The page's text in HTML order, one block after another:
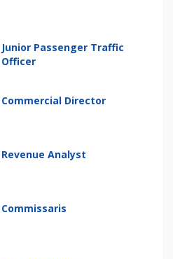
Junior Passenger Traffic
Officer
Commercial Director
Revenue Analyst
Commissaris